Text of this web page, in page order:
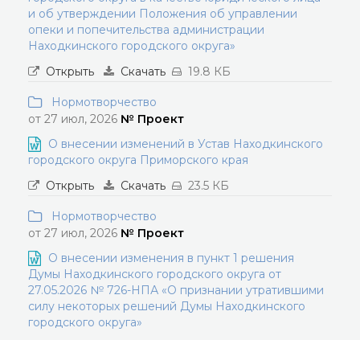
и об утверждении Положения об управлении
опеки и попечительства администрации
Находкинского городского округа»
Открыть
Скачать 19.8 КБ
Нормотворчество
от 27 июл, 2026 № Проект
О внесении изменений в Устав Находкинского
городского округа Приморского края
Открыть
Скачать 23.5 КБ
Нормотворчество
от 27 июл, 2026 № Проект
О внесении изменения в пункт 1 решения
Думы Находкинского городского округа от
27.05.2026 № 726-НПА «О признании утратившими
силу некоторых решений Думы Находкинского
городского округа»